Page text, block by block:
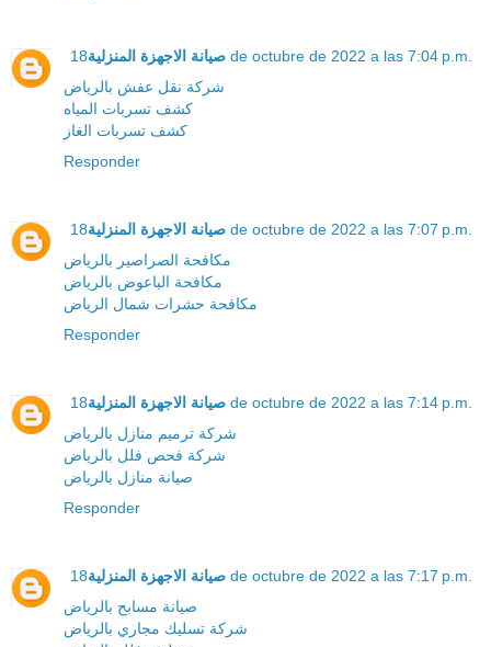
صيانة الاجهزة المنزلية 18 de octubre de 2022 a las 7:04 p.m.
شركة نقل عفش بالرياض
كشف تسربات المياه
كشف تسربات الغاز
Responder
صيانة الاجهزة المنزلية 18 de octubre de 2022 a las 7:07 p.m.
مكافحة الصراصير بالرياض
مكافحة الباعوض بالرياض
مكافحة حشرات شمال الرياض
Responder
صيانة الاجهزة المنزلية 18 de octubre de 2022 a las 7:14 p.m.
شركة ترميم منازل بالرياض
شركة فحص فلل بالرياض
صيانة منازل بالرياض
Responder
صيانة الاجهزة المنزلية 18 de octubre de 2022 a las 7:17 p.m.
صيانة مسابح بالرياض
شركة تسليك مجاري بالرياض